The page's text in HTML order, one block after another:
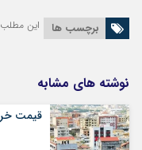
برچسب ها این
نوشته های مشابه
قیمت